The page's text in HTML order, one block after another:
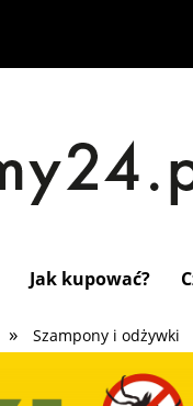
Jak kupować?
» Szampony i odżywki